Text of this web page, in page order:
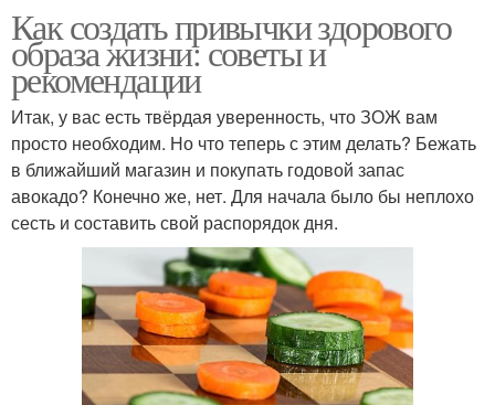
Как создать привычки здорового
образа жизни: советы и
рекомендации
Итак, у вас есть твёрдая уверенность, что ЗОЖ вам
просто необходим. Но что теперь с этим делать? Бежать
в ближайший магазин и покупать годовой запас
авокадо? Конечно же, нет. Для начала было бы неплохо
сесть и составить свой распорядок дня.